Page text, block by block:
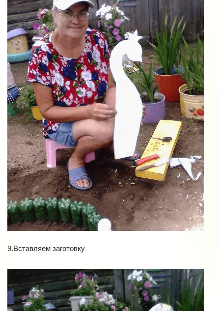
9.Вставляем заготовку